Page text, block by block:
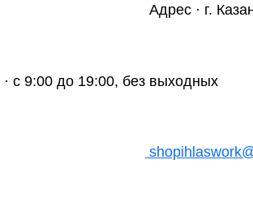
Адрес · г.
с 9:00 до 19:00, без выходных